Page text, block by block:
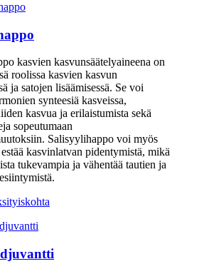
kasvien kasvunsäätelyaineena on
roolissa kasvien kasvun
ja satojen lisäämisessä. Se voi
synteesiä kasveissa,
kasvua ja erilaistumista sekä
sopeutumaan
Salisyylihappo voi myös
kasvinlatvan pidentymistä, mikä
tukevampia ja vähentää tautien ja